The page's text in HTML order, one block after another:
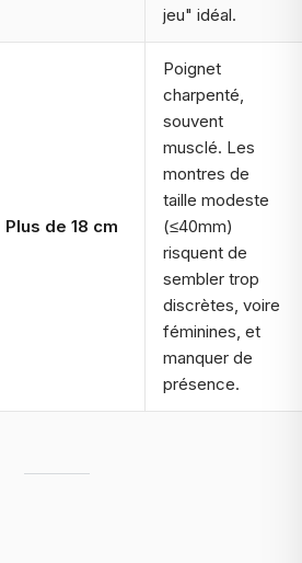
jeu" idéal.
Plus de 18 cm
Poignet
charpenté,
souvent
musclé. Les
montres de
taille modeste
(≤40mm)
risquent de
sembler trop
discrètes, voire
féminines, et
manquer de
présence.